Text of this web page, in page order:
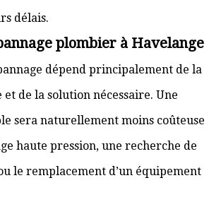
délais.
plombier à Havelange
dépend principalement de la
et de la solution nécessaire. Une
sera naturellement moins coûteuse
haute pression, une recherche de
le remplacement d’un équipement